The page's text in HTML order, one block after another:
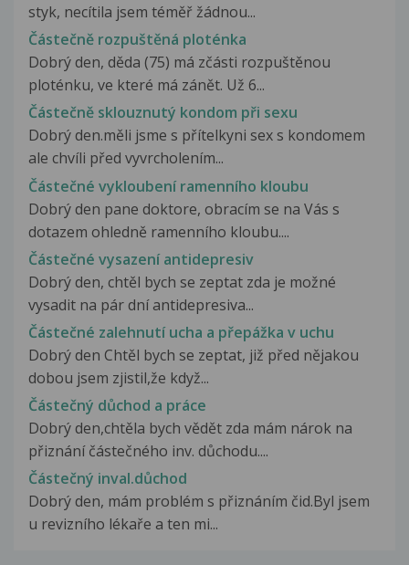
styk, necítila jsem téměř žádnou...
Částečně rozpuštěná ploténka
Dobrý den, děda (75) má zčásti rozpuštěnou
ploténku, ve které má zánět. Už 6...
Částečně sklouznutý kondom při sexu
Dobrý den.měli jsme s přítelkyni sex s kondomem
ale chvíli před vyvrcholením...
Částečné vykloubení ramenního kloubu
Dobrý den pane doktore, obracím se na Vás s
dotazem ohledně ramenního kloubu....
Částečné vysazení antidepresiv
Dobrý den, chtěl bych se zeptat zda je možné
vysadit na pár dní antidepresiva...
Částečné zalehnutí ucha a přepážka v uchu
Dobrý den Chtěl bych se zeptat, již před nějakou
dobou jsem zjistil,že když...
Částečný důchod a práce
Dobrý den,chtěla bych vědět zda mám nárok na
přiznání částečného inv. důchodu....
Částečný inval.důchod
Dobrý den, mám problém s přiznáním čid.Byl jsem
u revizního lékaře a ten mi...